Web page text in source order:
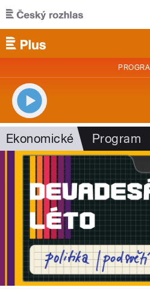
Přejít k hlavnímu obsahu
Ekonomické Program